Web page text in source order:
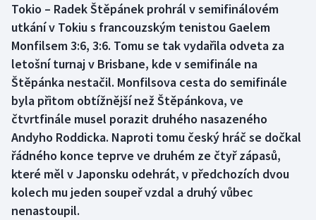
Box
Curling
Dostihy
Florbal
Futsal
Golf
Tokio – Radek Štěpánek prohrál v semifinálovém
utkání v Tokiu s francouzským tenistou Gaelem
Monfilsem 3:6, 3:6. Tomu se tak vydařila odveta za
letošní turnaj v Brisbane, kde v semifinále na
Štěpánka nestačil. Monfilsova cesta do semifinále
byla přitom obtížnější než Štěpánkova, ve
čtvrtfinále musel porazit druhého nasazeného
Andyho Roddicka. Naproti tomu český hráč se dočkal
řádného konce teprve ve druhém ze čtyř zápasů,
které měl v Japonsku odehrát, v předchozích dvou
kolech mu jeden soupeř vzdal a druhý vůbec
nenastoupil.